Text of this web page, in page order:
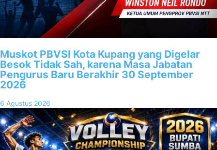
Muskot PBVSI Kota Kupang yang Digelar
Besok Tidak Sah, karena Masa Jabatan
Pengurus Baru Berakhir 30 September
2026
6 Agustus 2026